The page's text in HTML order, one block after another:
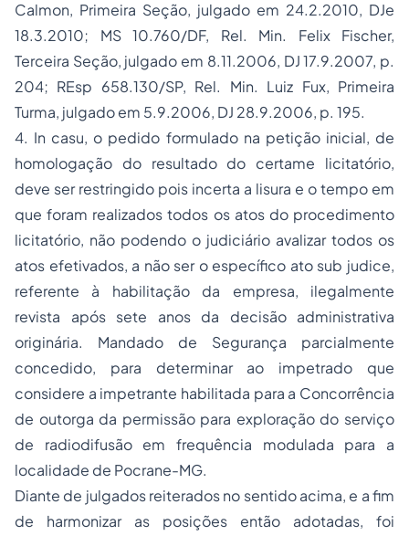
Calmon, Primeira Seção, julgado em 24.2.2010, DJe
18.3.2010; MS 10.760/DF, Rel. Min. Felix Fischer,
Terceira Seção, julgado em 8.11.2006, DJ 17.9.2007, p.
204; REsp 658.130/SP, Rel. Min. Luiz Fux, Primeira
Turma, julgado em 5.9.2006, DJ 28.9.2006, p. 195.
4. In casu, o pedido formulado na petição inicial, de
homologação do resultado do certame licitatório,
deve ser restringido pois incerta a lisura e o tempo em
que foram realizados todos os atos do procedimento
licitatório, não podendo o judiciário avalizar todos os
atos efetivados, a não ser o específico ato sub judice,
referente à habilitação da empresa, ilegalmente
revista após sete anos da decisão administrativa
originária. Mandado de Segurança parcialmente
concedido, para determinar ao impetrado que
considere a impetrante habilitada para a Concorrência
de outorga da permissão para exploração do serviço
de radiodifusão em frequência modulada para a
localidade de Pocrane-MG.
Diante de julgados reiterados no sentido acima, e a fim
de harmonizar as posições então adotadas, foi